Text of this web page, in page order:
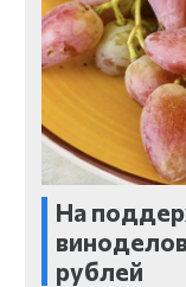
На
рублей